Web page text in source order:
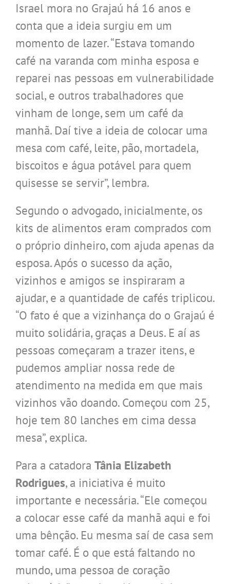
Israel mora no Grajaú há 16 anos e
conta que a ideia surgiu em um
momento de lazer. “Estava tomando
café na varanda com minha esposa e
reparei nas pessoas em vulnerabilidade
social, e outros trabalhadores que
vinham de longe, sem um café da
manhã. Daí tive a ideia de colocar uma
mesa com café, leite, pão, mortadela,
biscoitos e água potável para quem
quisesse se servir”, lembra.
Segundo o advogado, inicialmente, os
kits de alimentos eram comprados com
o próprio dinheiro, com ajuda apenas da
esposa. Após o sucesso da ação,
vizinhos e amigos se inspiraram a
ajudar, e a quantidade de cafés triplicou.
“O fato é que a vizinhança do o Grajaú é
muito solidária, graças a Deus. E aí as
pessoas começaram a trazer itens, e
pudemos ampliar nossa rede de
atendimento na medida em que mais
vizinhos vão doando. Começou com 25,
hoje tem 80 lanches em cima dessa
mesa”, explica.
Para a catadora Tânia Elizabeth
Rodrigues, a iniciativa é muito
importante e necessária. “Ele começou
a colocar esse café da manhã aqui e foi
uma bênção. Eu mesma saí de casa sem
tomar café. É o que está faltando no
mundo, uma pessoa de coração